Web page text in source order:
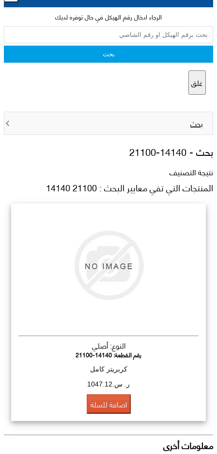
الرجاء ادخال رقم الهيكل في حال توفره لديك
بحث
غلق
بحث
بحث -21100-14140
نتيجة التصنيف
المنتجات التي تفي معايير البحث : 21100 14140
النوع: أصلي
رقم القطعة:21100-14140
كربريتر كامل
ر. س.1047.12
اضافة للسلة
معلومات أخرى